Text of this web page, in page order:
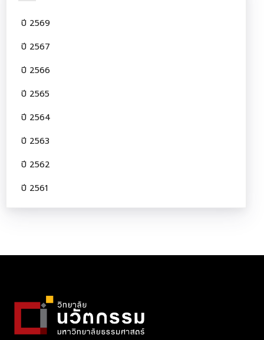
ปี 2569
ปี 2567
ปี 2566
ปี 2565
ปี 2564
ปี 2563
ปี 2562
ปี 2561